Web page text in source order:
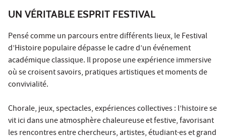
UN VÉRITABLE ESPRIT FESTIVAL
Pensé comme un parcours entre différents lieux, le Festival
d’Histoire populaire dépasse le cadre d’un événement
académique classique. Il propose une expérience immersive
où se croisent savoirs, pratiques artistiques et moments de
convivialité.
Chorale, jeux, spectacles, expériences collectives : l’histoire se
vit ici dans une atmosphère chaleureuse et festive, favorisant
les rencontres entre chercheurs, artistes, étudiant·es et grand